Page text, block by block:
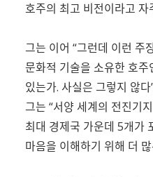
호주의 최고 비전이라고 자
그는 이어 “그런데 이런 주
문화적 기술을 소유한 호
있는가. 사실은 그렇지 않
그는 “서양 세계의 전진기
최대 경제국 가운데 5개가
마음을 이해하기 위해 더